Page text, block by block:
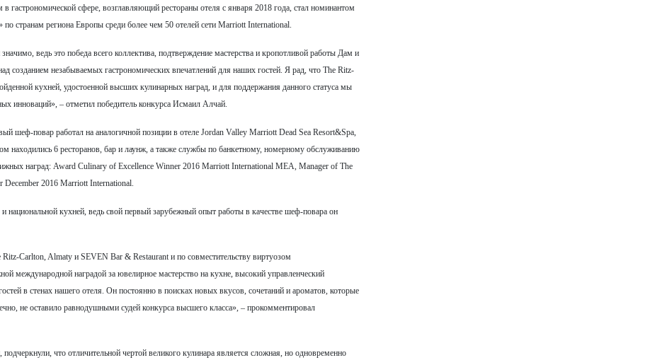
в гастрономической сфере, возглавляющий рестораны отеля с января 2018 года, стал номинантом
странам региона Европы среди более чем 50 отелей сети Marriott International.
ведь это победа всего коллектива, подтверждение мастерства и кропотливой работы Дам и
созданием незабываемых гастрономических впечатлений для наших гостей. Я рад, что The Ritz-
кухней, удостоенной высших кулинарных наград, и для поддержания данного статуса мы
инноваций», – отметил победитель конкурса Исмаил Алчай.
шеф-повар работал на аналогичной позиции в отеле Jordan Valley Marriott Dead Sea Resort&Spa,
находились 6 ресторанов, бар и лаунж, а также службы по банкетному, номерному обслуживанию
наград: Award Culinary of Excellence Winner 2016 Marriott International MEA, Manager of The
December 2016 Marriott International.
национальной кухней, ведь свой первый зарубежный опыт работы в качестве шеф-повара он
Carlton, Almaty и SEVEN Bar & Restaurant и по совместительству виртуозом
международной наградой за ювелирное мастерство на кухне, высокий управленческий
в стенах нашего отеля. Он постоянно в поисках новых вкусов, сочетаний и ароматов, которые
не оставило равнодушными судей конкурса высшего класса», – прокомментировал
что отличительной чертой великого кулинара является сложная, но одновременно